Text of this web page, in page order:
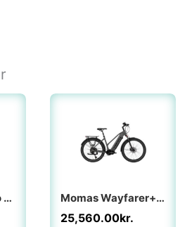
Momas Jason Pro SUV – Sort – M – Ultra 90
pris var: 21,120.00kr..
er: 16,490.00kr..
Momas Wayfarer+ – M
25,560.00kr.